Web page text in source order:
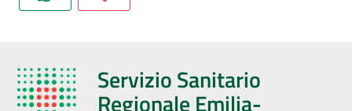
Servizio Sanitario
Regionale Emilia-